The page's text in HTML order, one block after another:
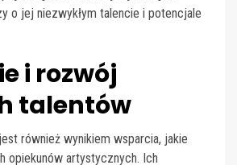
o jej niezwykłym talencie i potencjale
i rozwój
talentów
również wynikiem wsparcia, jakie
opiekunów artystycznych. Ich